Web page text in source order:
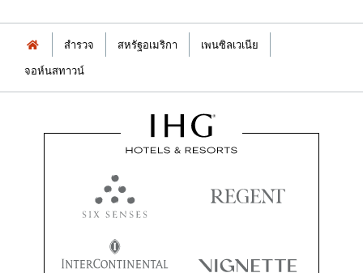
สำรวจ สหรัฐอเมริกา
เพนซิลเวเนีย
จอห์นสทาวน์